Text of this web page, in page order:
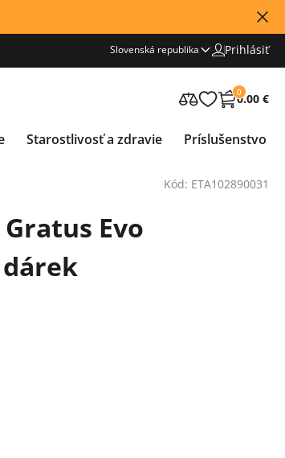
Slovenská republika Prihlásiť
0
0.00 €
Starostlivosť a zdravie Príslušenstvo
Kód: ETA102890031
Evo
dárek